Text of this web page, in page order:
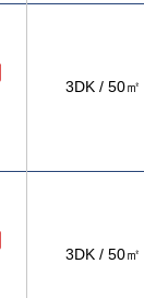
3DK / 50㎡
3DK / 50㎡